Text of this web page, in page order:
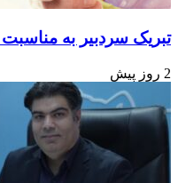
تبریک سردبیر به مناسبت
2 روز پیش